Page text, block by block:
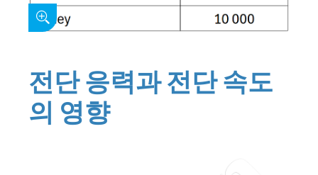
전단 응력과 전단 속도
의 영향